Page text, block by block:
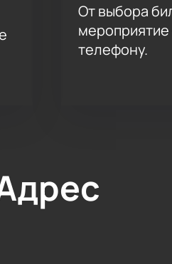
От выбора
телефону.